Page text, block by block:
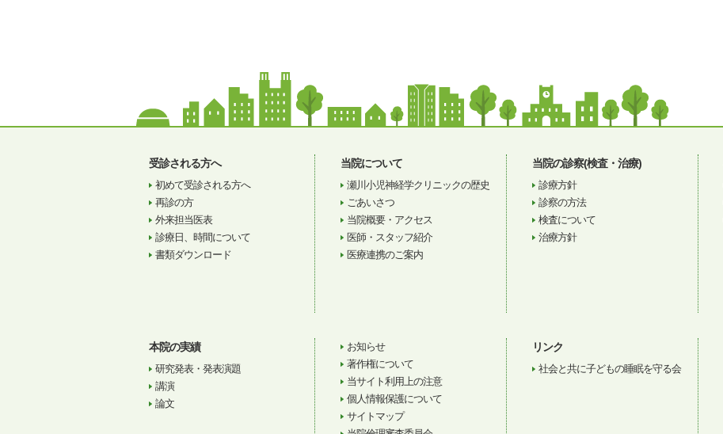
受診される方へ
初めて受診される方へ
再診の方
外来担当医表
診療日、時間について
書類ダウンロード
当院について
瀬川小児神経学クリニックの歴史
ごあいさつ
当院概要・アクセス
医師・スタッフ紹介
医療連携のご案内
当院の診察(検査・治療)
診療方針
診察の方法
検査について
治療方針
本院の実績
研究発表・発表演題
講演
論文
お知らせ
著作権について
当サイト利用上の注意
個人情報保護について
サイトマップ
リンク
社会と共に子どもの睡眠を守る会